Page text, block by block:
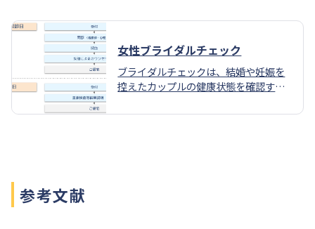
女性ブライダルチェック
ブライダルチェックは、結婚や妊娠を
控えたカップルの健康状態を確認する
え、健康的な生活を送るための基盤を
参考文献